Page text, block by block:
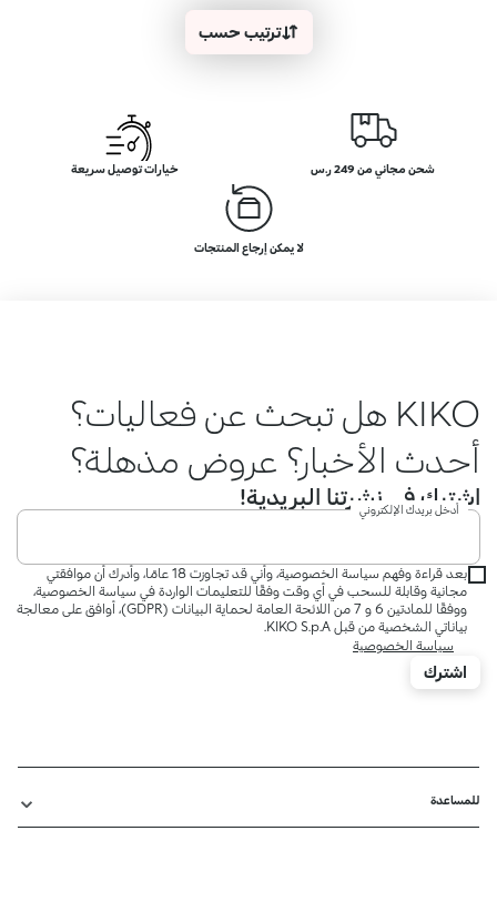
ترتيب حسب
شحن مجاني من 249 ر.س خيارات توصيل سريعة
لا يمكن إرجاع المنتجات
KIKO هل تبحث عن فعاليات؟
أحدث الأخبار؟ عروض مذهلة؟
اشترك في نشرتنا البريدية!
أدخل بريدك الإلكتروني
بعد قراءة وفهم سياسة الخصوصية، وأني قد تجاوزت 18 عامًا، وأدرك أن موافقتي
مجانية وقابلة للسحب في أي وقت وفقًا للتعليمات الواردة في سياسة الخصوصية،
ووفقًا للمادتين 6 و 7 من اللائحة العامة لحماية البيانات (GDPR)، أوافق على معالجة
بياناتي الشخصية من قبل KIKO S.p.A.
سياسة الخصوصية
اشترك
للمساعدة